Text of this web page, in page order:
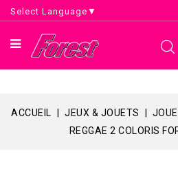
Select Language ▼
ACCUEIL JEUX & JOUETS
REGGAE 2 COLORIS